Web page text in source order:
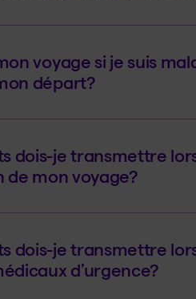
voyage si je suis
départ?
dois-je transmettre
de mon voyage?
dois-je transmettre
d’urgence?